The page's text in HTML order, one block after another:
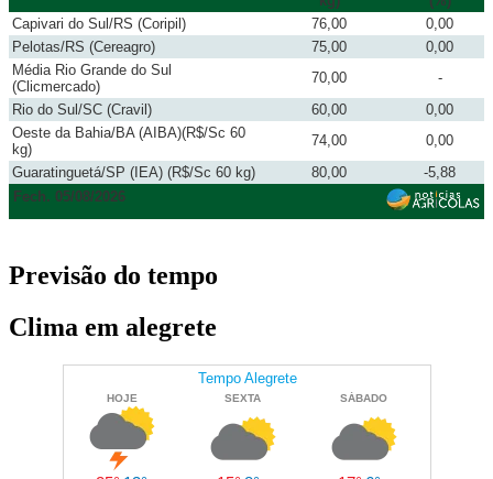
Capivari do Sul/RS (Coripil)
76,00
0,00
Pelotas/RS (Cereagro)
75,00
0,00
Média Rio Grande do Sul
(Clicmercado)
70,00
-
Rio do Sul/SC (Cravil)
60,00
0,00
Oeste da Bahia/BA (AIBA)(R$/Sc 60
kg)
74,00
0,00
Guaratinguetá/SP (IEA) (R$/Sc 60 kg)
80,00
-5,88
Fech. 05/08/2026
Previsão do tempo
Clima em alegrete